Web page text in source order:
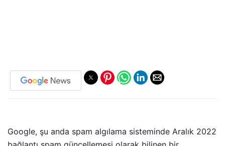
Google, şu anda spam algılama sisteminde Aralık 2022